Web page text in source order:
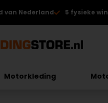
van Nederland 5 fysieke
Motorkleding